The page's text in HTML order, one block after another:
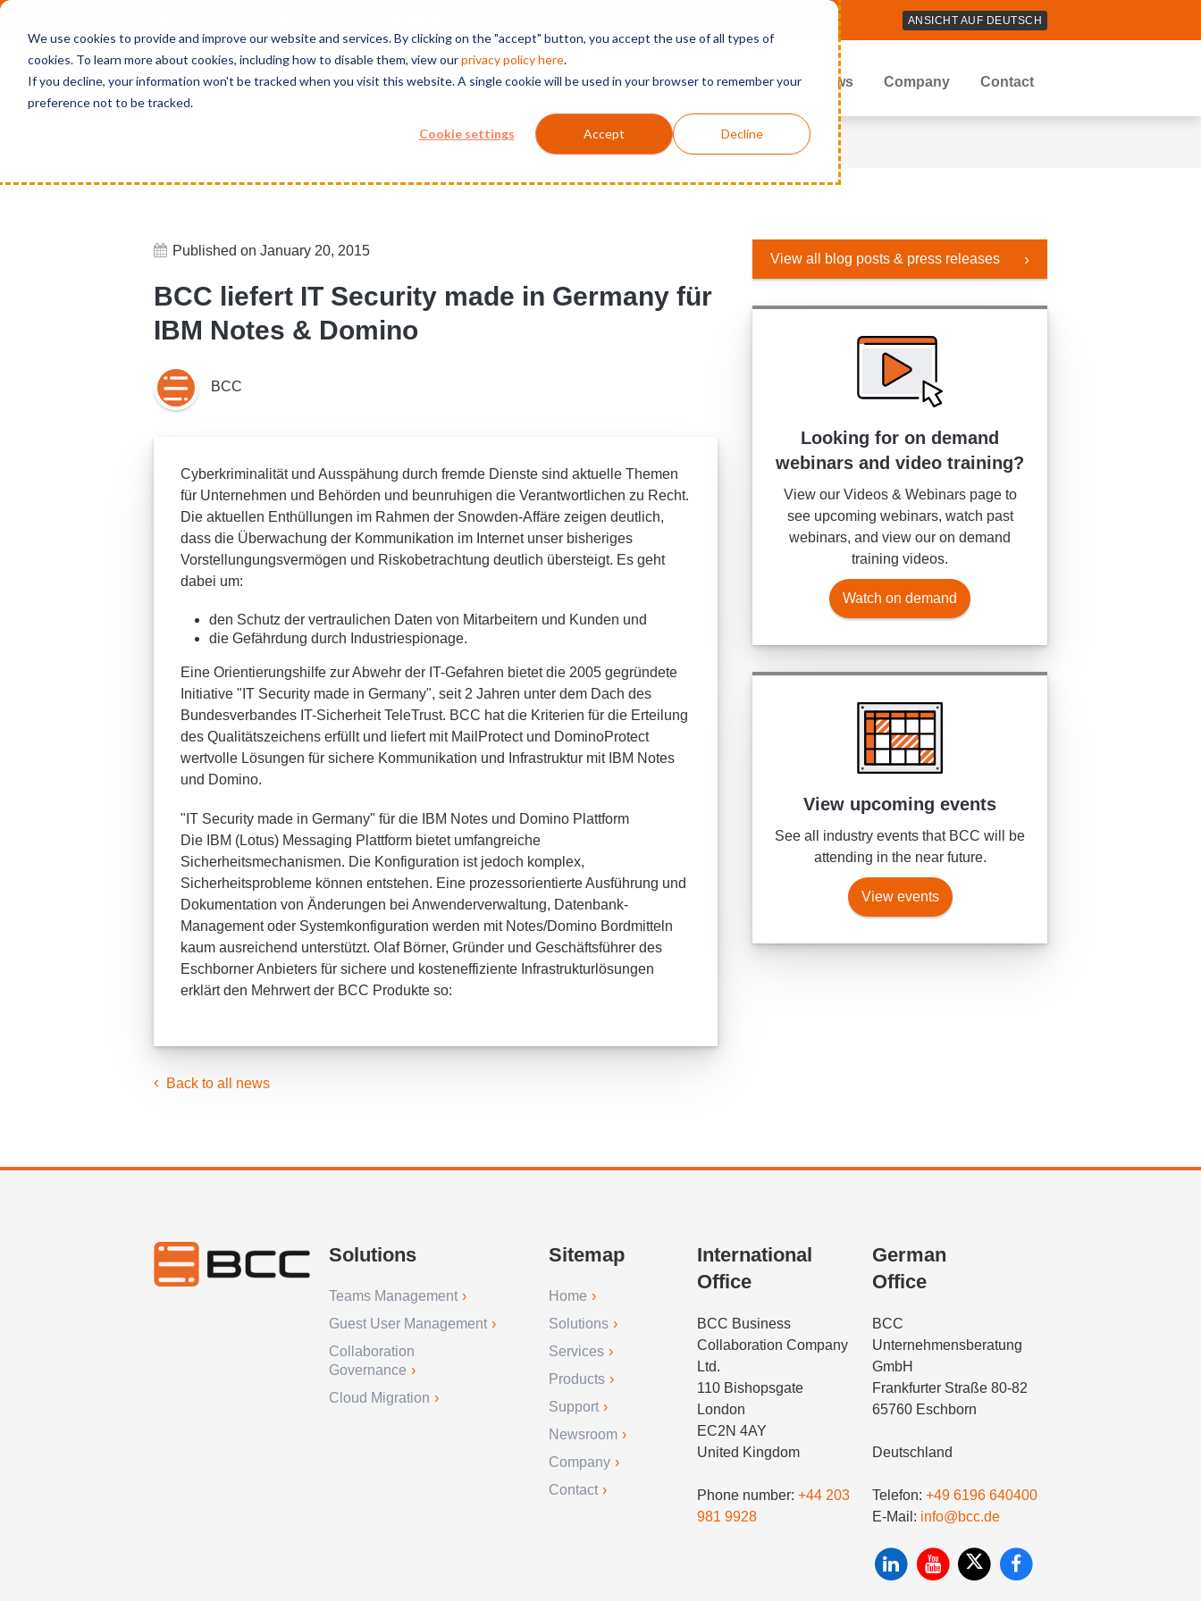
We use cookies to provide and improve our website and services. By clicking on the "accept" button, you accept the use of all types of
cookies. To learn more about cookies, including how to disable them, view ourprivacy policy here.
If you decline, your information won't be tracked when you visit this website. A single cookie will be used in your browser to remember your
preference not to be tracked.
Cookie settings Accept Decline
ANSICHT AUF DEUTSCH
Solutions Services Products Support News Company Contact
BCC liefert IT Security made in Germany für IBM Notes & Domino
Published on January 20, 2015
BCC liefert IT Security made in Germany für
IBM Notes & Domino
BCC
Cyberkriminalität und Ausspähung durch fremde Dienste sind aktuelle Themen
für Unternehmen und Behörden und beunruhigen die Verantwortlichen zu Recht.
Die aktuellen Enthüllungen im Rahmen der Snowden-Affäre zeigen deutlich,
dass die Überwachung der Kommunikation im Internet unser bisheriges
Vorstellungungsvermögen und Riskobetrachtung deutlich übersteigt. Es geht
dabei um:
den Schutz der vertraulichen Daten von Mitarbeitern und Kunden und
die Gefährdung durch Industriespionage.
Eine Orientierungshilfe zur Abwehr der IT-Gefahren bietet die 2005 gegründete
Initiative "IT Security made in Germany", seit 2 Jahren unter dem Dach des
Bundesverbandes IT-Sicherheit TeleTrust. BCC hat die Kriterien für die Erteilung
des Qualitätszeichens erfüllt und liefert mit MailProtect und DominoProtect
wertvolle Lösungen für sichere Kommunikation und Infrastruktur mit IBM Notes
und Domino.
"IT Security made in Germany" für die IBM Notes und Domino Plattform
Die IBM (Lotus) Messaging Plattform bietet umfangreiche
Sicherheitsmechanismen. Die Konfiguration ist jedoch komplex,
Sicherheitsprobleme können entstehen. Eine prozessorientierte Ausführung und
Dokumentation von Änderungen bei Anwenderverwaltung, Datenbank-
Management oder Systemkonfiguration werden mit Notes/Domino Bordmitteln
kaum ausreichend unterstützt. Olaf Börner, Gründer und Geschäftsführer des
Eschborner Anbieters für sichere und kosteneffiziente Infrastrukturlösungen
erklärt den Mehrwert der BCC Produkte so:
Back to all news
View all blog posts & press releases
Looking for on demand
webinars and video training?
View our Videos & Webinars page to
see upcoming webinars, watch past
webinars, and view our on demand
training videos.
Watch on demand
View upcoming events
See all industry events that BCC will be
attending in the near future.
View events
Solutions
Teams Management
Guest User Management
Collaboration
Governance
Cloud Migration
Sitemap
Home
Solutions
Services
Products
Support
Newsroom
Company
Contact
International
Office
BCC Business
Collaboration Company
Ltd.
110 Bishopsgate
London
EC2N 4AY
United Kingdom
Phone number:+44 203
981 9928
German
Office
BCC
Unternehmensberatung
GmbH
Frankfurter Straße 80-82
65760 Eschborn
Deutschland
Telefon:+49 6196 640400
E-Mail: info@bcc.de